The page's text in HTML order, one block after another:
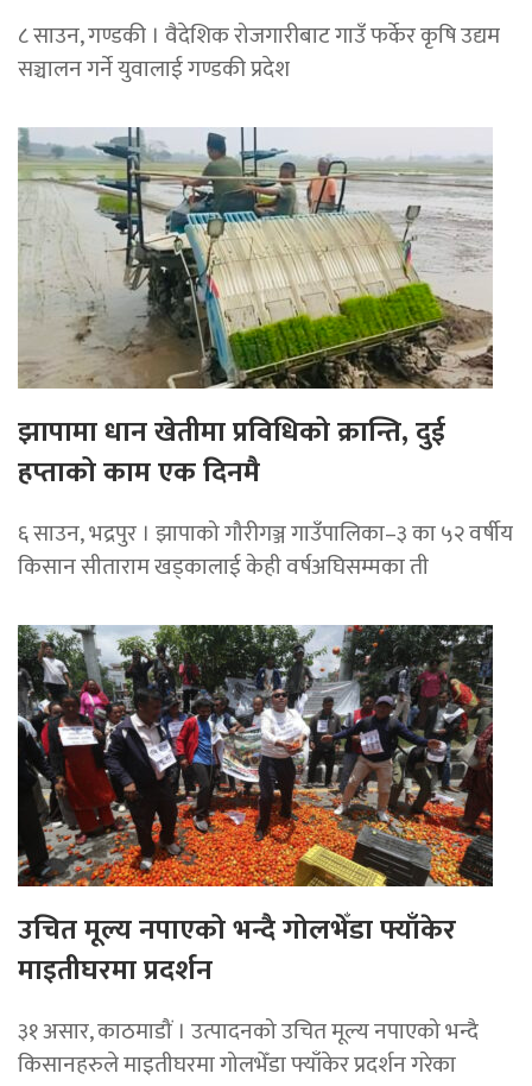
८ साउन, गण्डकी । वैदेशिक रोजगारीबाट गाउँ फर्केर कृषि उद्यम
सञ्चालन गर्ने युवालाई गण्डकी प्रदेश
झापामा धान खेतीमा प्रविधिको क्रान्ति, दुई
हप्ताको काम एक दिनमै
६ साउन, भद्रपुर । झापाको गौरीगञ्ज गाउँपालिका–३ का ५२ वर्षीय
किसान सीताराम खड्कालाई केही वर्षअघिसम्मका ती
उचित मूल्य नपाएको भन्दै गोलभेँडा फ्याँकेर
माइतीघरमा प्रदर्शन
३१ असार, काठमाडौं । उत्पादनको उचित मूल्य नपाएको भन्दै
किसानहरुले माइतीघरमा गोलभेँडा फ्याँकेर प्रदर्शन गरेका